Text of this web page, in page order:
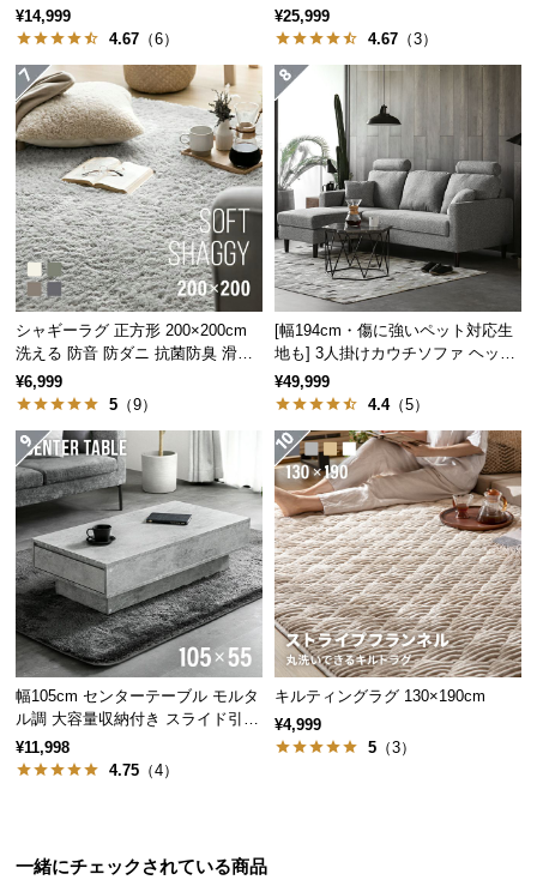
い
保
証
に
つ
い
て
会
員
規
約
つ
い
て
お
サ
ポ
ー
ト
知
能
¥14,999
4.67 （6）
¥25,999
4.67 （3）
シャギーラグ 正方形 200×200cm
洗える 防音 防ダニ 抗菌防臭 滑り
止め付き
¥6,999
5 （9）
[幅194cm・傷に強いペット対応生
地も] 3人掛けカウチソファ ヘッド
レスト付 レイアウト自由 広々設計
¥49,999
4.4（5）
幅105cm センターテーブル モルタ
ル調 大容量収納付き スライド引き
出し2杯
¥11,998
4.75 （4）
キルティングラグ 130×190cm
¥4,999
5 （3）
一緒にチェックされている商品